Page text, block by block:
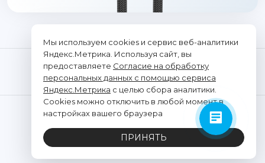
© "Vixion", 2026. Все права защищены
ИНН: 2312291662, ОГРН: 1202300021428
Политика обработки персональных данных
Мы используем cookies и сервис веб-аналитики
Яндекс.Метрика. Используя сайт, вы
предоставляете Согласие на обработку
персональных данных с помощью сервиса
Яндекс.Метрика с целью сбора аналитики.
Cookies можно отключить в любой момент в
настройках вашего браузера
ПРИНЯТЬ